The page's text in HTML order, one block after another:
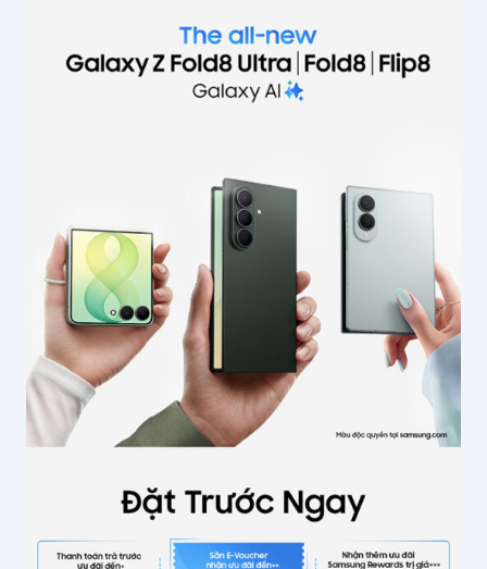
Các trường bắt buộc được đánh dấu
Nội dung*
Tên của bạn*
Email
Lưu thông tin cho lần bình luận sau